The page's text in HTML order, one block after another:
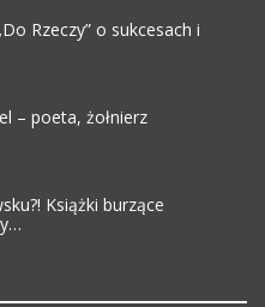
Rzeczy” o sukcesach i
– poeta, żołnierz
Książki burzące